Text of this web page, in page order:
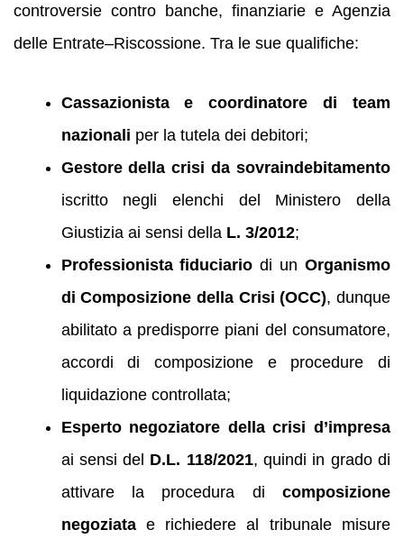
controversie contro banche, finanziarie e Agenzia
delle Entrate–Riscossione. Tra le sue qualifiche:
Cassazionista e coordinatore di team
nazionali per la tutela dei debitori;
Gestore della crisi da sovraindebitamento
iscritto negli elenchi del Ministero della
Giustizia ai sensi della L. 3/2012;
Professionista fiduciario di unOrganismo
di Composizione della Crisi (OCC), dunque
abilitato a predisporre piani del consumatore,
accordi di composizione e procedure di
liquidazione controllata;
Esperto negoziatore della crisi d’impresa
ai sensi del D.L. 118/2021, quindi in grado di
attivare la procedura di composizione
negoziatae richiedere al tribunale misure